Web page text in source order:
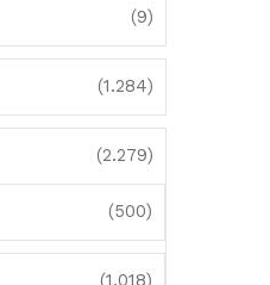
(9)
(1.284)
(2.279)
(500)
(1.018)